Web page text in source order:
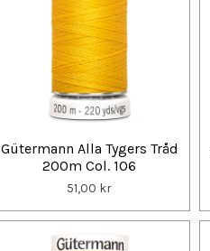
Gütermann Alla Tygers Tråd
200m Col. 106
51,00 kr